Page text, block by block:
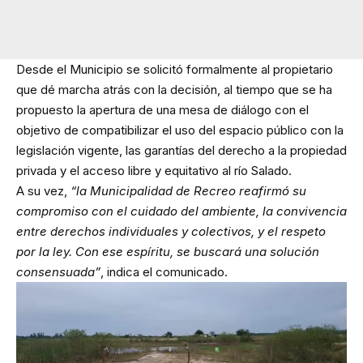
Desde el Municipio se solicitó formalmente al propietario
que dé marcha atrás con la decisión, al tiempo que se ha
propuesto la apertura de una mesa de diálogo con el
objetivo de compatibilizar el uso del espacio público con la
legislación vigente, las garantías del derecho a la propiedad
privada y el acceso libre y equitativo al río Salado.
A su vez, “la Municipalidad de Recreo reafirmó su
compromiso con el cuidado del ambiente, la convivencia
entre derechos individuales y colectivos, y el respeto
por la ley. Con ese espíritu, se buscará una solución
consensuada” , indica el comunicado.